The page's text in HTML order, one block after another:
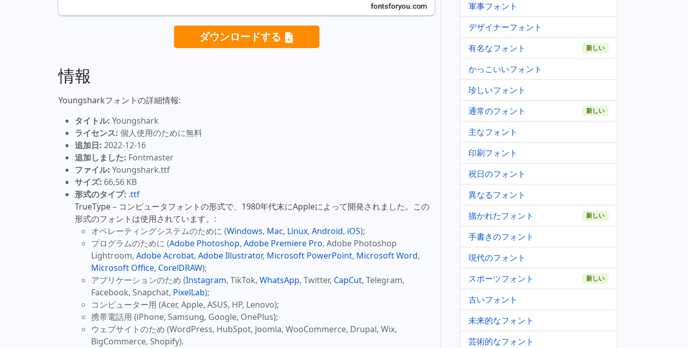
ダウンロードする
情報
Youngsharkフォントの詳細情報:
タイトル: Youngshark
ライセンス: 個人使用のために無料
追加日: 2022-12-16
追加しました: Fontmaster
ファイル: Youngshark.ttf
サイズ: 66,56 KB
形式のタイプ: .ttf
TrueType – コンピュータフォントの形式で、1980年代末にAppleによって開発されました。この
形式のフォントは使用されています。:
オペレーティングシステムのために (Windows, Mac, Linux, Android, iOS);
プログラムのために (Adobe Photoshop, Adobe Premiere Pro, Adobe Photoshop
Lightroom, Adobe Acrobat, Adobe Illustrator, Microsoft PowerPoint, Microsoft Word,
Microsoft Office, CorelDRAW);
アプリケーションのため (Instagram, TikTok, WhatsApp, Twitter, CapCut, Telegram,
Facebook, Snapchat, PixelLab);
コンピューター用 (Acer, Apple, ASUS, HP, Lenovo);
携帯電話用 (iPhone, Samsung, Google, OnePlus);
ウェブサイトのため (WordPress, HubSpot, Joomla, WooCommerce, Drupal, Wix,
BigCommerce, Shopify).
軍事フォント
デザイナーフォント
有名なフォント
新しい
かっこいいフォント
珍しいフォント
通常のフォント
新しい
主なフォント
印刷フォント
祝日のフォント
異なるフォント
描かれたフォント
新しい
手書きのフォント
現代のフォント
スポーツフォント
新しい
古いフォント
未来的なフォント
芸術的なフォント